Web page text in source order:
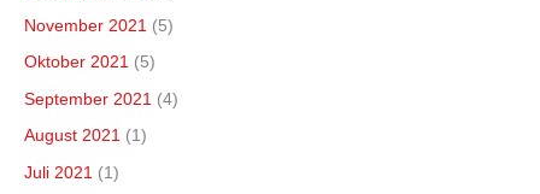
November 2021 (5)
Oktober 2021 (5)
September 2021 (4)
August 2021 (1)
Juli 2021 (1)